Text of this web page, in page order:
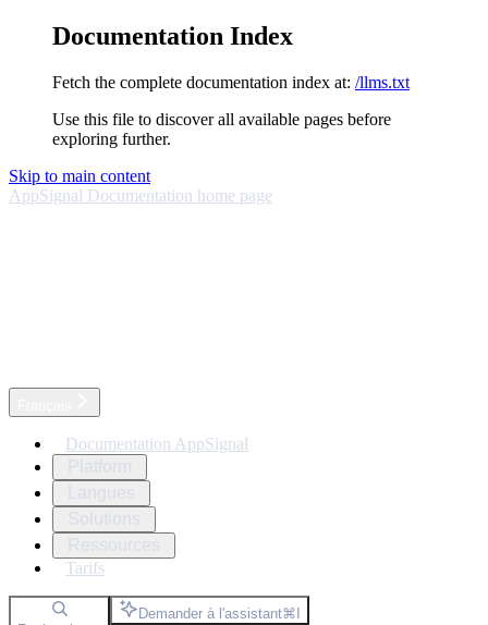
Documentation Index
Fetch the complete documentation index at: /llms.txt
Use this file to discover all available pages before
exploring further.
Skip to main content
AppSignal Documentation home page
Documentation AppSignal
Tarifs
Demander à l'assistant⌘I